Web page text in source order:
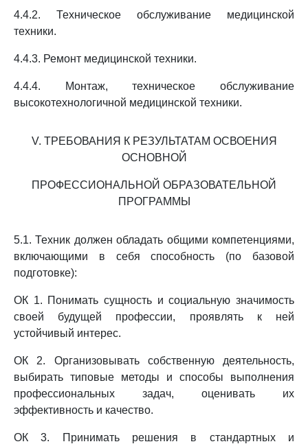
4.4.2. Техническое обслуживание медицинской
техники.
4.4.3. Ремонт медицинской техники.
4.4.4. Монтаж, техническое обслуживание
высокотехнологичной медицинской техники.
V. ТРЕБОВАНИЯ К РЕЗУЛЬТАТАМ ОСВОЕНИЯ
ОСНОВНОЙ
ПРОФЕССИОНАЛЬНОЙ ОБРАЗОВАТЕЛЬНОЙ
ПРОГРАММЫ
5.1. Техник должен обладать общими компетенциями,
включающими в себя способность (по базовой
подготовке):
ОК 1. Понимать сущность и социальную значимость
своей будущей профессии, проявлять к ней
устойчивый интерес.
ОК 2. Организовывать собственную деятельность,
выбирать типовые методы и способы выполнения
профессиональных задач, оценивать их
эффективность и качество.
ОК 3. Принимать решения в стандартных и